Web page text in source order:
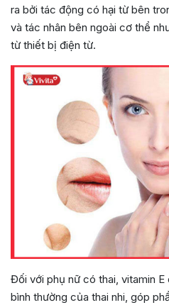
ra bởi tác động có hại từ bên
và tác nhân bên ngoài cơ thể
từ thiết bị điện từ.
Đối với phụ nữ có thai, vitamin
bình thường của thai nhi, góp